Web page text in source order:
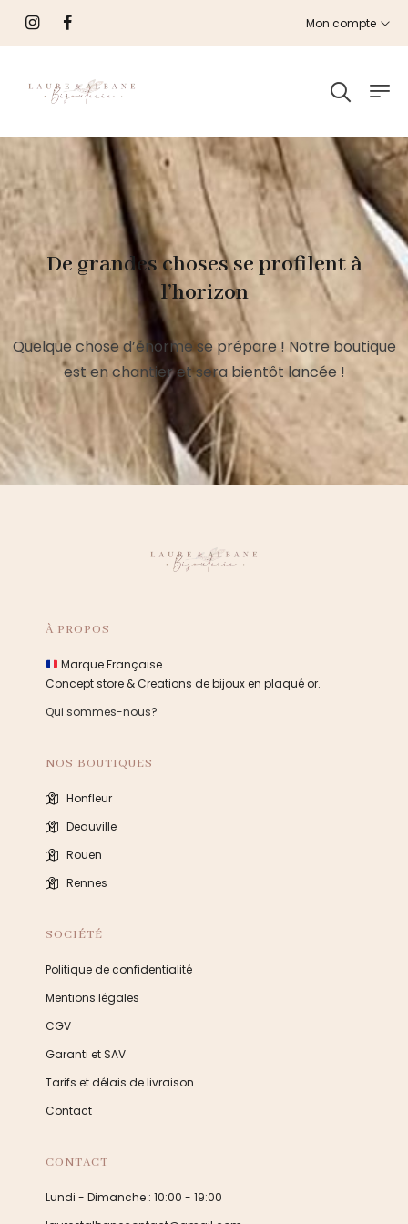
Mon compte
De grandes choses se profilent à
l’horizon
Quelque chose d’énorme se prépare ! Notre boutique
est en chantier et sera bientôt lancée !
À PROPOS
Marque Française
Concept store & Creations de bijoux en plaqué or.
Qui sommes-nous?
NOS BOUTIQUES
Honfleur
Deauville
Rouen
Rennes
SOCIÉTÉ
Politique de confidentialité
Mentions légales
CGV
Garanti et SAV
Tarifs et délais de livraison
Contact
CONTACT
Lundi - Dimanche : 10:00 - 19:00